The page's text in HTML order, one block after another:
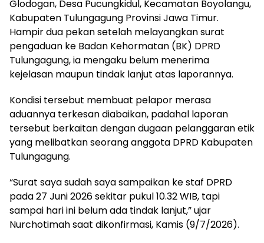
Glodogan, Desa Pucungkidul, Kecamatan Boyolangu,
Kabupaten Tulungagung Provinsi Jawa Timur.
Hampir dua pekan setelah melayangkan surat
pengaduan ke Badan Kehormatan (BK) DPRD
Tulungagung, ia mengaku belum menerima
kejelasan maupun tindak lanjut atas laporannya.
Kondisi tersebut membuat pelapor merasa
aduannya terkesan diabaikan, padahal laporan
tersebut berkaitan dengan dugaan pelanggaran etik
yang melibatkan seorang anggota DPRD Kabupaten
Tulungagung.
“Surat saya sudah saya sampaikan ke staf DPRD
pada 27 Juni 2026 sekitar pukul 10.32 WIB, tapi
sampai hari ini belum ada tindak lanjut,” ujar
Nurchotimah saat dikonfirmasi, Kamis (9/7/2026).